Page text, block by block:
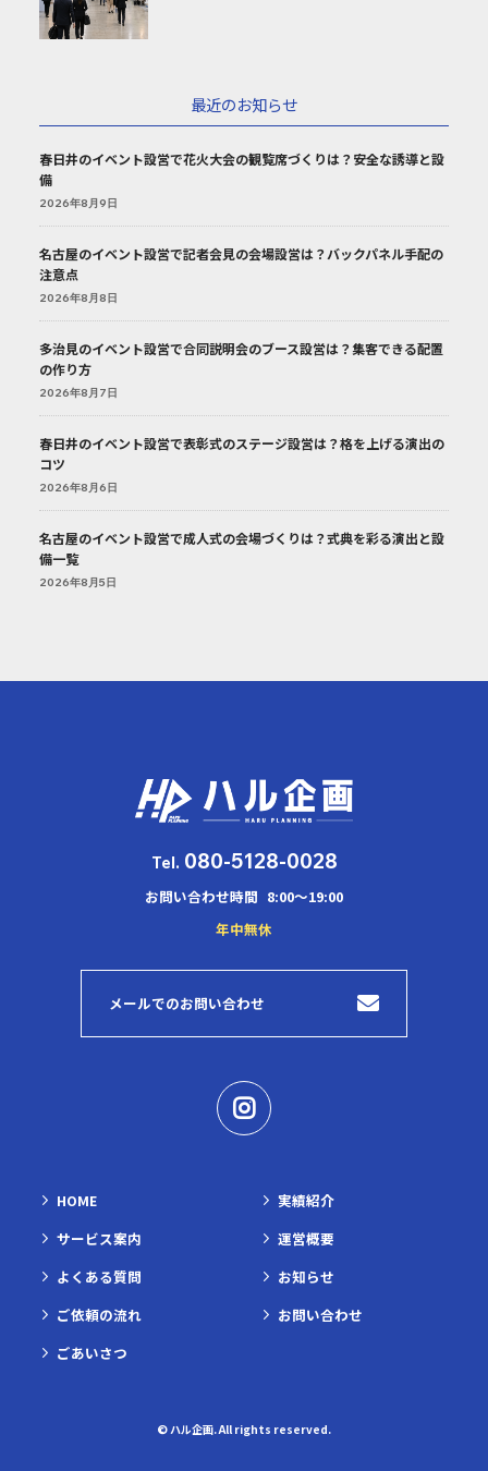
最近のお知らせ
春日井のイベント設営で花火大会の観覧席づくりは？安全な誘導と設
備
2026年8月9日
名古屋のイベント設営で記者会見の会場設営は？バックパネル手配の
注意点
2026年8月8日
多治見のイベント設営で合同説明会のブース設営は？集客できる配置
の作り方
2026年8月7日
春日井のイベント設営で表彰式のステージ設営は？格を上げる演出の
コツ
2026年8月6日
名古屋のイベント設営で成人式の会場づくりは？式典を彩る演出と設
備一覧
2026年8月5日
Tel. 080-5128-0028
お問い合わせ時間 8:00～19:00
年中無休
メールでのお問い合わせ
HOME
サービス案内
よくある質問
ご依頼の流れ
ごあいさつ
実績紹介
運営概要
お知らせ
お問い合わせ
© ハル企画. All rights reserved.